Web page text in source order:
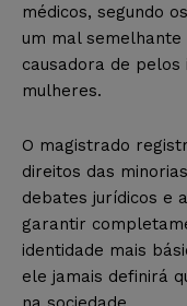
médicos, segundo
um mal semelhante
causadora de pelos
mulheres.
O magistrado
direitos das
debates jurídicos e
garantir
identidade mais
ele jamais definirá